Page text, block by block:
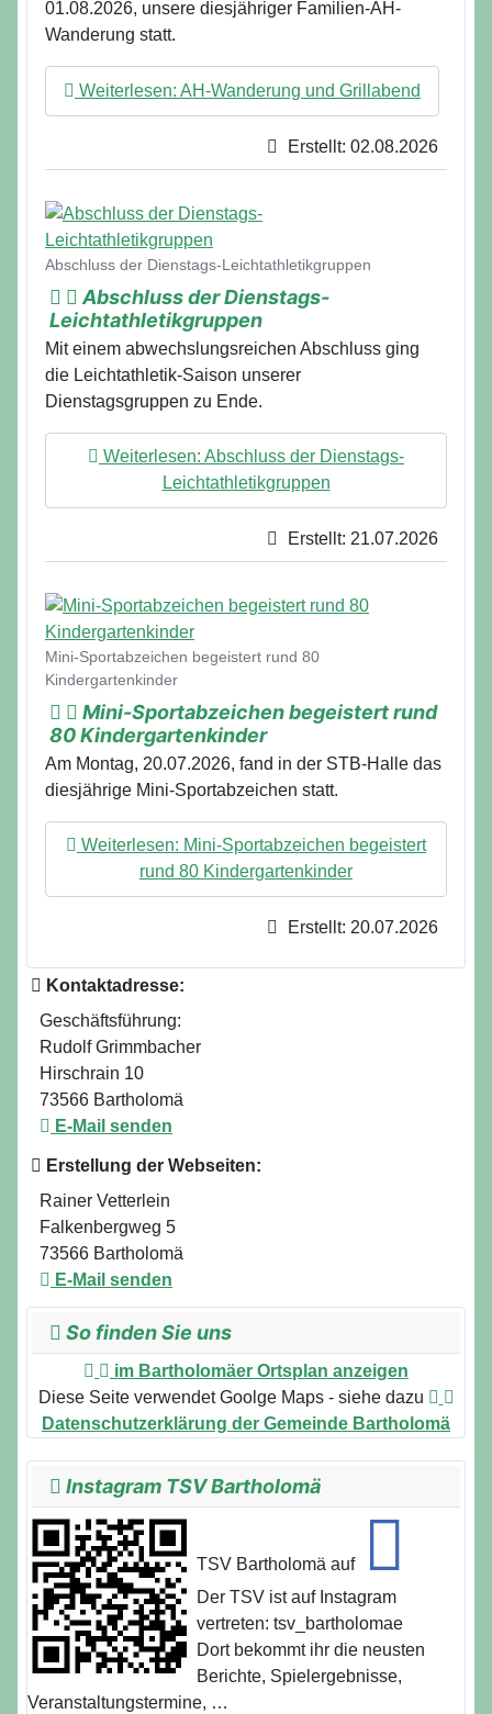
01.08.2026, unsere diesjähriger Familien-AH-
Wanderung statt.
Weiterlesen: AH-Wanderung und Grillabend
Erstellt: 02.08.2026
Details
Abschluss der Dienstags-Leichtathletikgruppen
Abschluss der Dienstags-
Leichtathletikgruppen
Mit einem abwechslungsreichen Abschluss ging
die Leichtathletik-Saison unserer
Dienstagsgruppen zu Ende.
Weiterlesen: Abschluss der Dienstags-
Leichtathletikgruppen
Erstellt: 21.07.2026
Details
Mini-Sportabzeichen begeistert rund 80
Kindergartenkinder
Mini-Sportabzeichen begeistert rund
80 Kindergartenkinder
Am Montag, 20.07.2026, fand in der STB-Halle das
diesjährige Mini-Sportabzeichen statt.
Weiterlesen: Mini-Sportabzeichen begeistert
rund 80 Kindergartenkinder
Erstellt: 20.07.2026
Kontaktadresse:
Geschäftsführung:
Rudolf Grimmbacher
Hirschrain 10
73566 Bartholomä
E-Mail senden
Erstellung der Webseiten:
Rainer Vetterlein
Falkenbergweg 5
73566 Bartholomä
E-Mail senden
So finden Sie uns
im Bartholomäer Ortsplan anzeigen
Diese Seite verwendet Goolge Maps - siehe dazu
Datenschutzerklärung der Gemeinde Bartholomä
Instagram TSV Bartholomä
TSV Bartholomä auf
Der TSV ist auf Instagram
vertreten: tsv_bartholomae
Dort bekommt ihr die neusten
Berichte, Spielergebnisse,
Veranstaltungstermine, …